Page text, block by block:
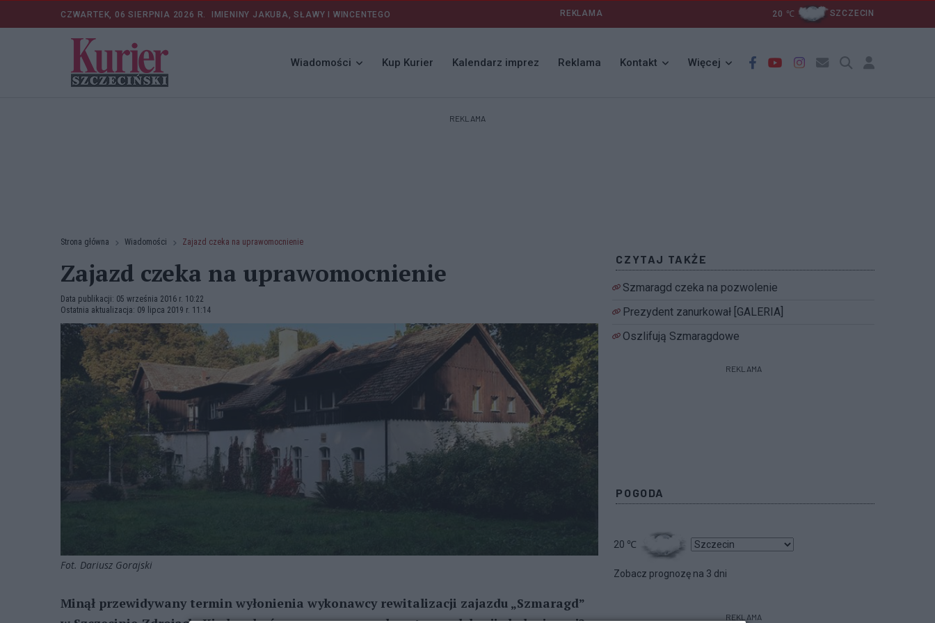
CZWARTEK, 06 SIERPNIA 2026 R. IMIENINY JAKUBA, SŁAWY I WINCENTEGO REKLAMA 20 ℃ SZCZECIN
Wiadomości Kup Kurier Kalendarz imprez Reklama Kontakt Więcej
REKLAMA
Strona główna Wiadomości Zajazd czeka na uprawomocnienie
Zajazd czeka na uprawomocnienie
Data publikacji: 05 września 2016 r. 10:22
Ostatnia aktualizacja: 09 lipca 2019 r. 11:14
Fot. Dariusz Gorajski
Minął przewidywany termin wyłonienia wykonawcy rewitalizacji zajazdu „Szmaragd”
CZYTAJ TAKŻE
Szmaragd czeka na pozwolenie
Prezydent zanurkował [GALERIA]
Oszlifują Szmaragdowe
REKLAMA
POGODA
20 ℃
Zobacz prognozę na 3 dni
REKLAMA